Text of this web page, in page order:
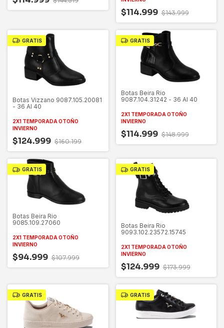
$114.999 $143.999
GRATIS
Botas Vizzano 9087.105.20081
- 36 Al 40
2X1 TEMPORADA OTOÑO
INVIERNO
$124.999 $160.199
GRATIS
Botas Beira Rio
9087.104.31242 - 36 Al 40
2X1 TEMPORADA OTOÑO
INVIERNO
$114.999 $148.999
GRATIS
Botas Beira Rio
9085.109.27060
2X1 TEMPORADA OTOÑO
INVIERNO
$94.999 $107.999
GRATIS
Botas Beira Rio
9093.102.23572.15745
2X1 TEMPORADA OTOÑO
INVIERNO
$124.999 $173.999
GRATIS GRATIS